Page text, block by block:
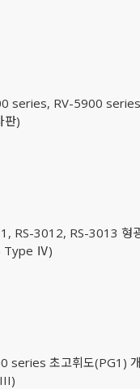
series, RV-5900
판)
RS-3012, RS-3013 형
Type Ⅳ)
series 초고휘도(PG1)